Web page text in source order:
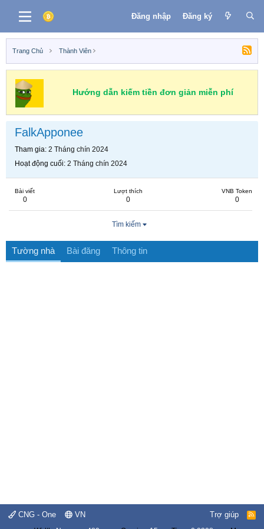
Đăng nhập Đăng ký
Trang Chủ Thành Viên
Hướng dẫn kiếm tiền đơn giản miễn phí
FalkApponee
Tham gia 2 Tháng chín 2024
Hoạt động cuối 2 Tháng chín 2024
Bài viết
0
Lượt thích
0
VNB Token
0
Tìm kiếm
Tường nhà Bài đăng Thông tin
CNG - One VN Trợ giúp
R